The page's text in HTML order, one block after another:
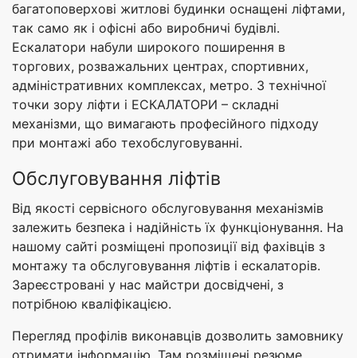
багатоповерхові житлові будинки оснащені ліфтами,
так само як і офісні або виробничі будівлі.
Ескалатори набули широкого поширення в
торгових, розважальних центрах, спортивних,
адміністративних комплексах, метро. З технічної
точки зору ліфти і ЕСКАЛАТОРИ – складні
механізми, що вимагають професійного підходу
при монтажі або техобслуговуванні.
Обслуговування ліфтів
Від якості сервісного обслуговування механізмів
залежить безпека і надійність їх функціонування. На
нашому сайті розміщені пропозиції від фахівців з
монтажу та обслуговування ліфтів і ескалаторів.
Зареєстровані у нас майстри досвідчені, з
потрібною кваліфікацією.
Перегляд профілів виконавців дозволить замовнику